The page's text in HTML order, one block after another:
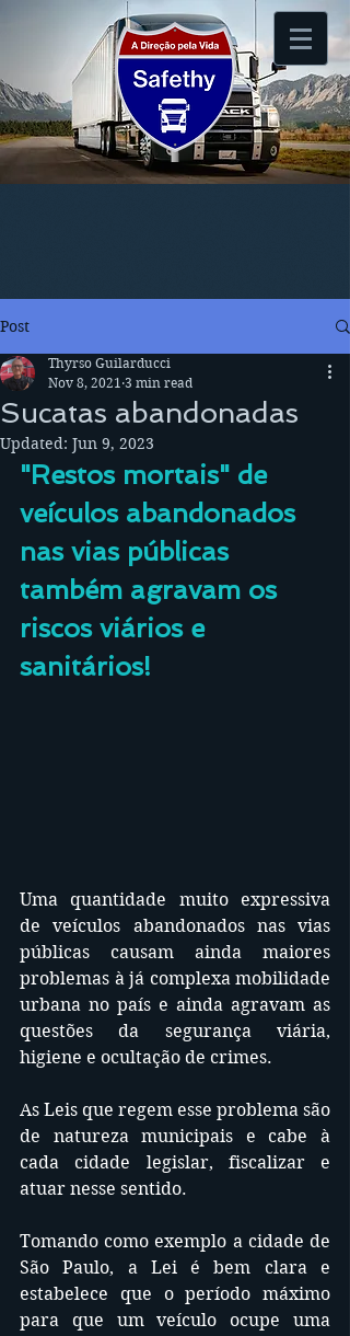
Post
Sucatas abandonadas
Thyrso Guilarducci
Nov 8, 2021 3 min read
Updated: Jun 9, 2023
"Restos mortais" de
veículos abandonados
nas vias públicas
também agravam os
riscos viários e
sanitários!
Uma quantidade muito expressiva
de veículos abandonados nas vias
públicas causam ainda maiores
problemas à já complexa mobilidade
urbana no país e ainda agravam as
questões da segurança viária,
higiene e ocultação de crimes.
As Leis que regem esse problema são
de natureza municipais e cabe à
cada cidade legislar, fiscalizar e
atuar nesse sentido.
Tomando como exemplo a cidade de
São Paulo, a Lei é bem clara e
estabelece que o período máximo
para que um veículo ocupe uma